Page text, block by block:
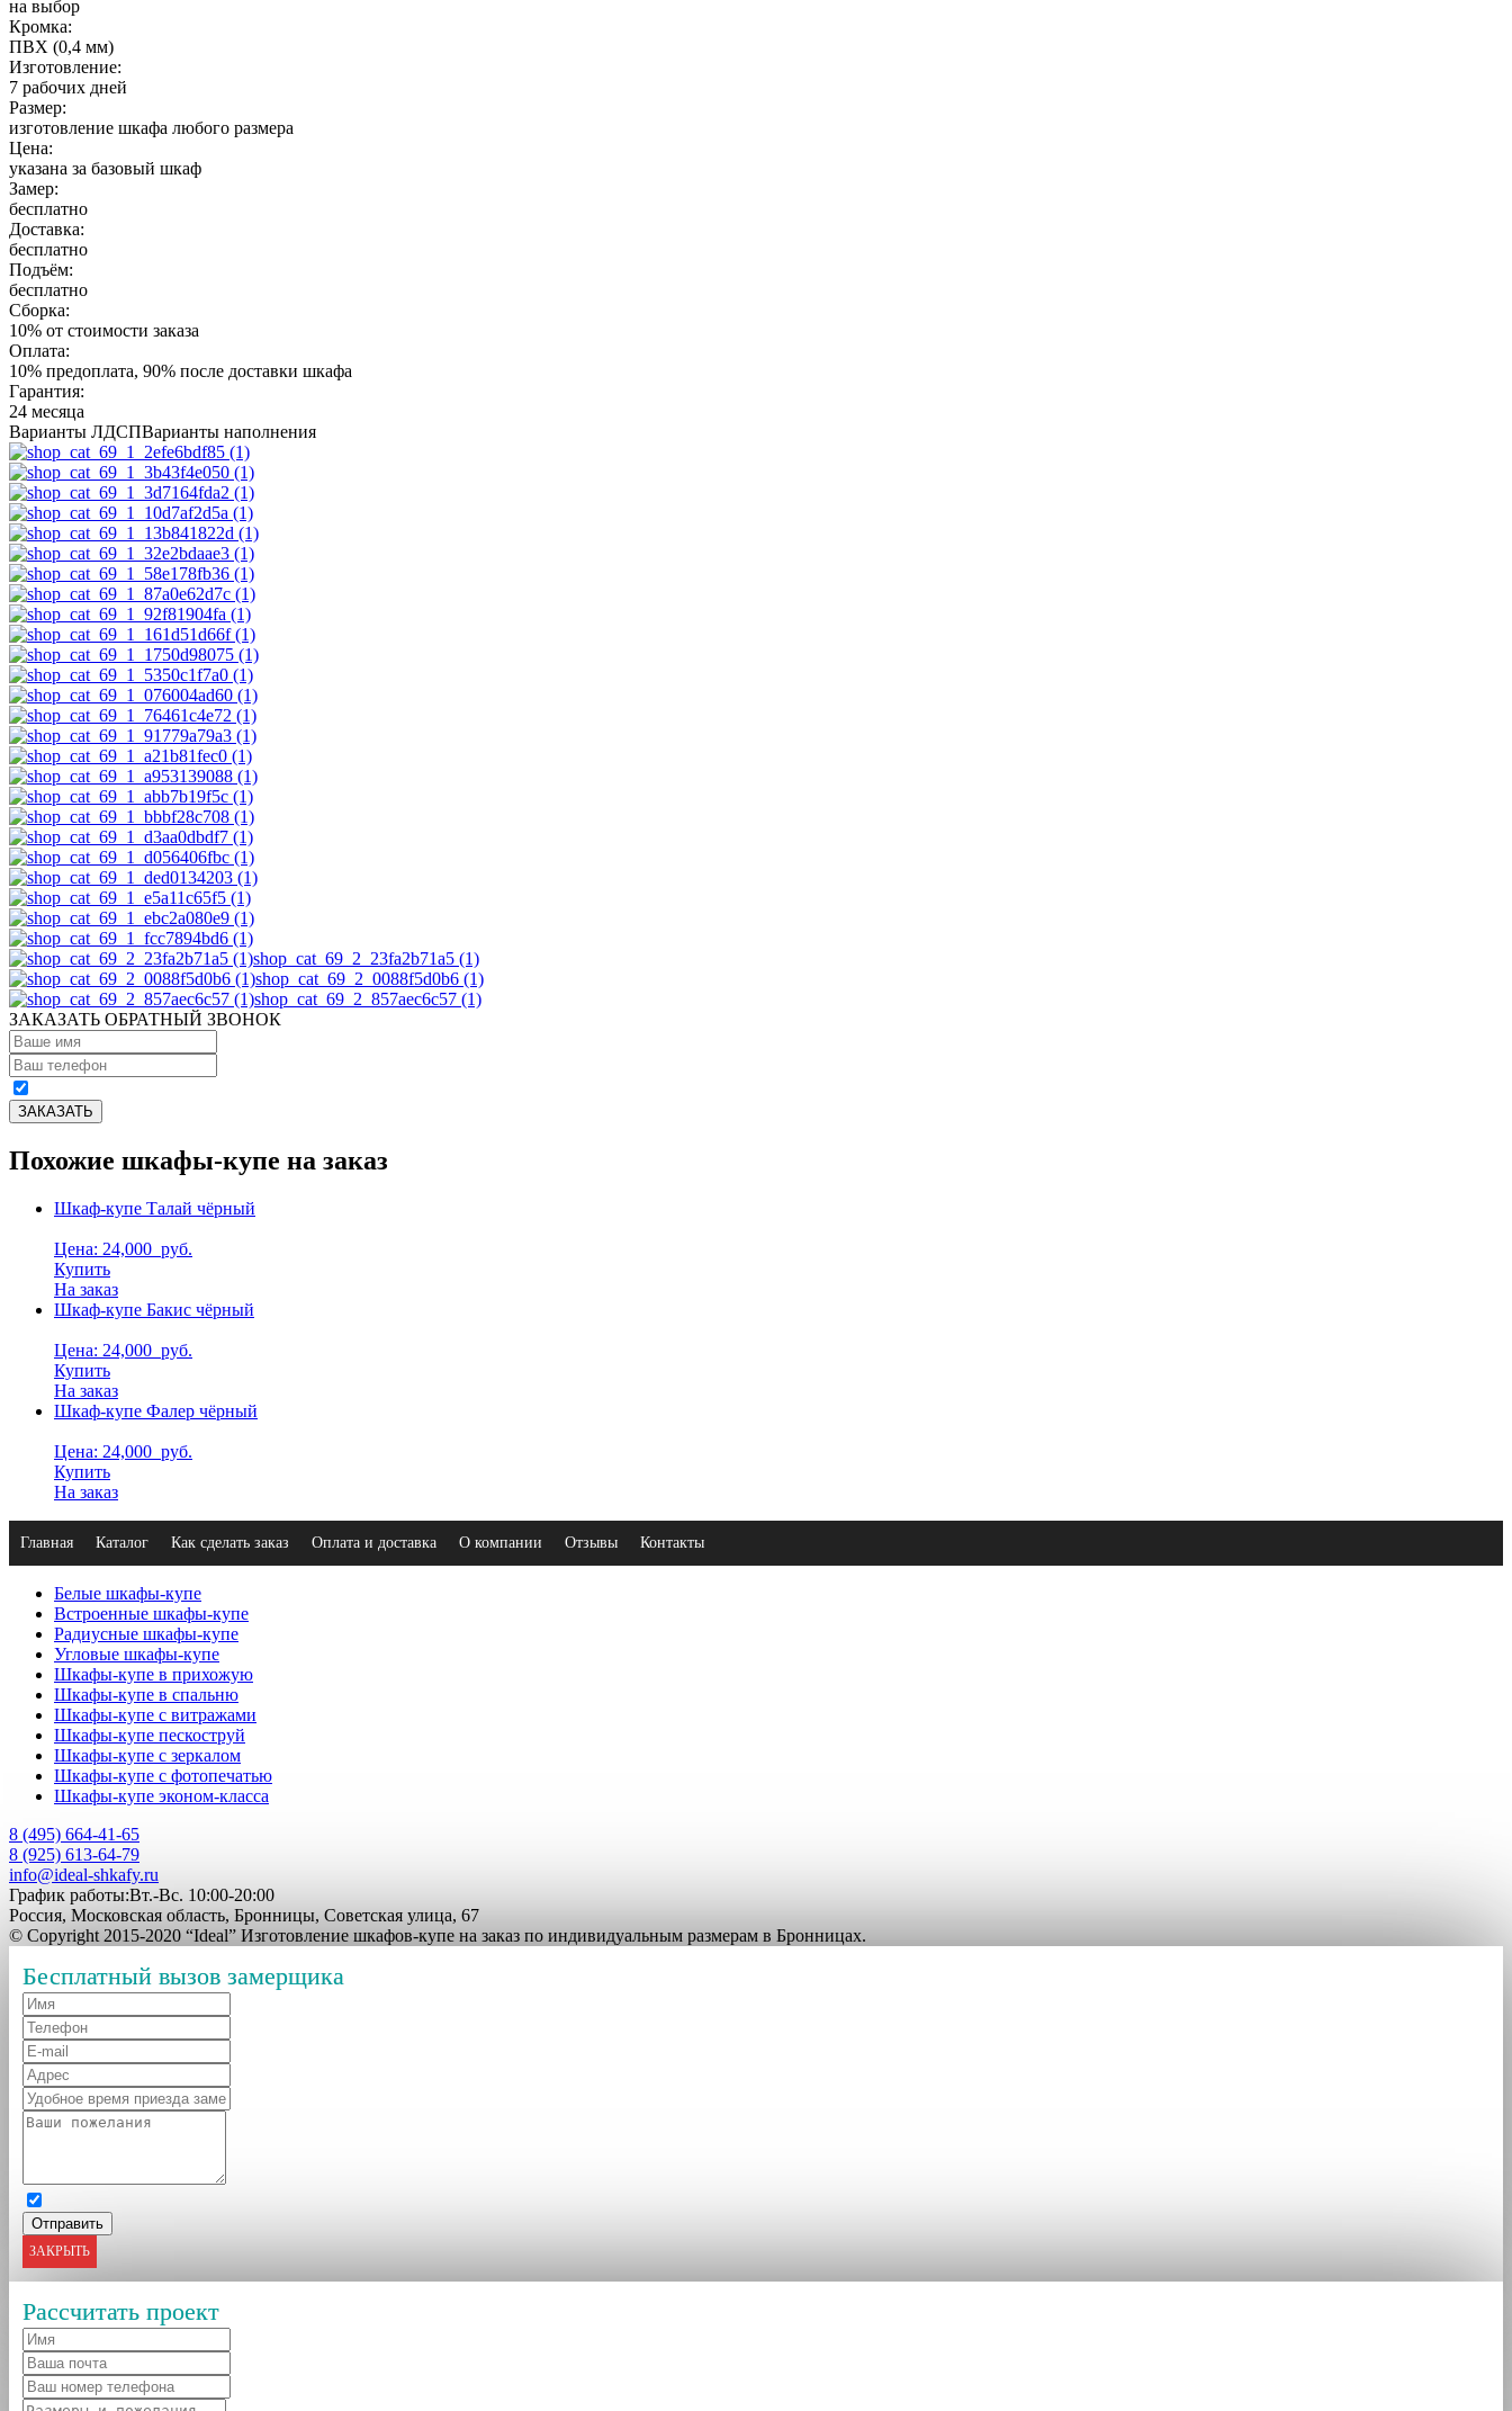
на выбор
Кромка:
ПВХ (0,4 мм)
Изготовление:
7 рабочих дней
Размер:
изготовление шкафа любого размера
Цена:
указана за базовый шкаф
Замер:
бесплатно
Доставка:
бесплатно
Подъём:
бесплатно
Сборка:
10% от стоимости заказа
Оплата:
10% предоплата, 90% после доставки шкафа
Гарантия:
24 месяца
Варианты ЛДСПВарианты наполнения
shop_cat_69_2_23fa2b71a5 (1)
shop_cat_69_2_0088f5d0b6 (1)
shop_cat_69_2_857aec6c57 (1)
ЗАКАЗАТЬ ОБРАТНЫЙ ЗВОНОК
Похожие шкафы-купе на заказ
Шкаф-купе Талай чёрный
Цена: 24,000 руб.
Купить
На заказ
Шкаф-купе Бакис чёрный
Цена: 24,000 руб.
Купить
На заказ
Шкаф-купе Фалер чёрный
Цена: 24,000 руб.
Купить
На заказ
Главная Каталог Как сделать заказ Оплата и доставка О компании Отзывы Контакты
Белые шкафы-купе
Встроенные шкафы-купе
Радиусные шкафы-купе
Угловые шкафы-купе
Шкафы-купе в прихожую
Шкафы-купе в спальню
Шкафы-купе с витражами
Шкафы-купе пескоструй
Шкафы-купе с зеркалом
Шкафы-купе с фотопечатью
Шкафы-купе эконом-класса
8 (495) 664-41-65
8 (925) 613-64-79
info@ideal-shkafy.ru
График работы:Вт.-Вс. 10:00-20:00
Россия, Московская область, Бронницы, Советская улица, 67
© Copyright 2015-2020 “Ideal” Изготовление шкафов-купе на заказ по индивидуальным размерам в Бронницах.
Бесплатный вызов замерщика
ЗАКРЫТЬ
Рассчитать проект